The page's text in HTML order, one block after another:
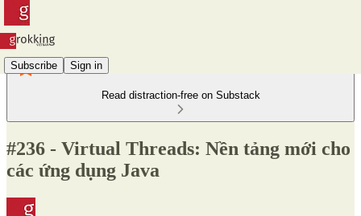
Subscribe Sign in
Read distraction-free on Substack
#236 - Virtual Threads: Nền tảng mới cho
các ứng dụng Java